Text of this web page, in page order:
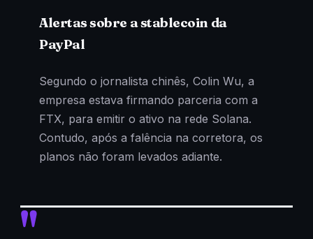
Alertas sobre a stablecoin da
PayPal
Segundo o jornalista chinês, Colin Wu, a
empresa estava firmando parceria com a
FTX, para emitir o ativo na rede Solana.
Contudo, após a falência na corretora, os
planos não foram levados adiante.